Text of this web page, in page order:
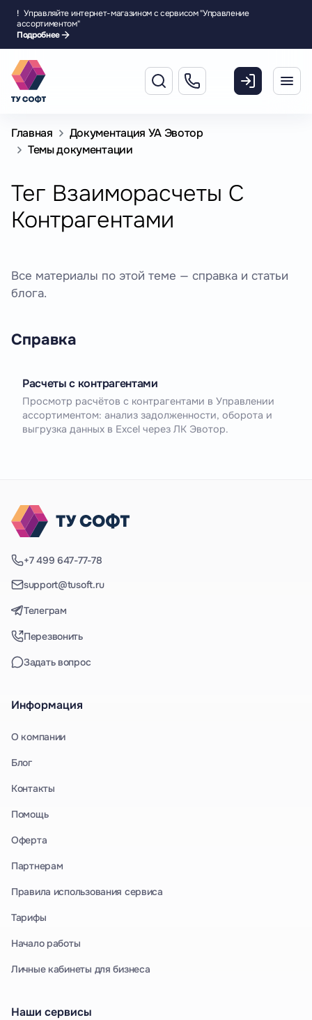
! Управляйте интернет-магазином с сервисом "Управление
ассортиментом"
Подробнее
Главная
Документация УА Эвотор
Темы документации
Тег Взаиморасчеты С
Контрагентами
Все материалы по этой теме — справка и статьи
блога.
Справка
Расчеты с контрагентами
Просмотр расчётов с контрагентами в Управлении
ассортиментом: анализ задолженности, оборота и
выгрузка данных в Excel через ЛК Эвотор.
+7 499 647-77-78
support@tusoft.ru
Телеграм
Перезвонить
Задать вопрос
Информация
О компании
Блог
Контакты
Помощь
Оферта
Партнерам
Правила использования сервиса
Тарифы
Начало работы
Личные кабинеты для бизнеса
Наши сервисы